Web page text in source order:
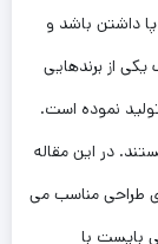
داشتن باشد و
از برندهایی
نموده است.
در این مقاله
طراحی مناسب می
بایست با